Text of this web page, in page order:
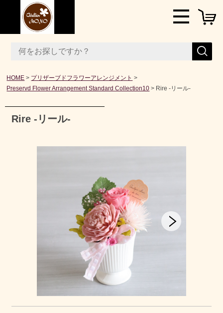
HOME
プリザーブドフラワーアレンジメント
Preservd Flower Arrangement Standard Collection10
Rire -リール-
Rire -リール-